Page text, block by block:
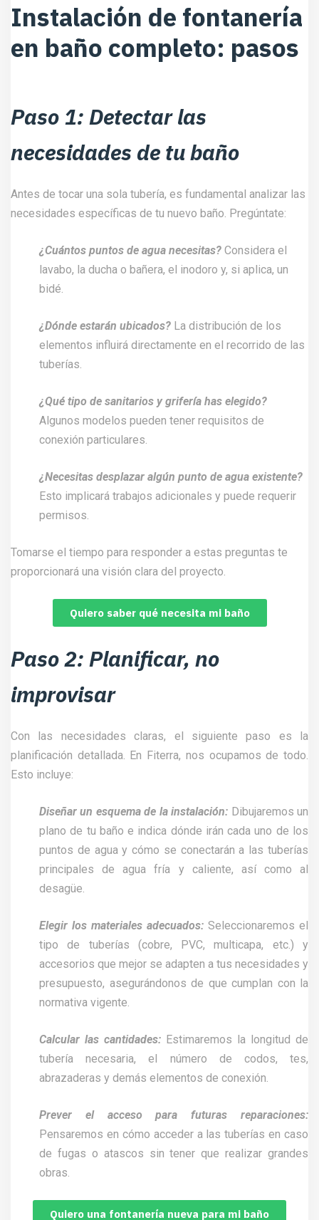
Instalación de fontanería
en baño completo: pasos
Paso 1: Detectar las
necesidades de tu baño
Antes de tocar una sola tubería, es fundamental analizar las
necesidades específicas de tu nuevo baño. Pregúntate:
¿Cuántos puntos de agua necesitas? Considera el
lavabo, la ducha o bañera, el inodoro y, si aplica, un
bidé.
¿Dónde estarán ubicados? La distribución de los
elementos influirá directamente en el recorrido de las
tuberías.
¿Qué tipo de sanitarios y grifería has elegido?
Algunos modelos pueden tener requisitos de
conexión particulares.
¿Necesitas desplazar algún punto de agua existente?
Esto implicará trabajos adicionales y puede requerir
permisos.
Tomarse el tiempo para responder a estas preguntas te
proporcionará una visión clara del proyecto.
Quiero saber qué necesita mi baño
Paso 2: Planificar, no
improvisar
Con las necesidades claras, el siguiente paso es la
planificación detallada. En Fiterra, nos ocupamos de todo.
Esto incluye:
Diseñar un esquema de la instalación: Dibujaremos un
plano de tu baño e indica dónde irán cada uno de los
puntos de agua y cómo se conectarán a las tuberías
principales de agua fría y caliente, así como al
desagüe.
Elegir los materiales adecuados: Seleccionaremos el
tipo de tuberías (cobre, PVC, multicapa, etc.) y
accesorios que mejor se adapten a tus necesidades y
presupuesto, asegurándonos de que cumplan con la
normativa vigente.
Calcular las cantidades: Estimaremos la longitud de
tubería necesaria, el número de codos, tes,
abrazaderas y demás elementos de conexión.
Prever el acceso para futuras reparaciones:
Pensaremos en cómo acceder a las tuberías en caso
de fugas o atascos sin tener que realizar grandes
obras.
Quiero una fontanería nueva para mi baño